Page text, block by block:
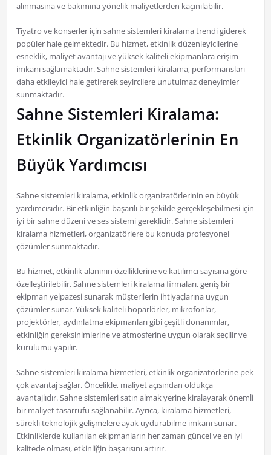
alınmasına ve bakımına yönelik maliyetlerden kaçınılabilir.
Tiyatro ve konserler için sahne sistemleri kiralama trendi giderek
popüler hale gelmektedir. Bu hizmet, etkinlik düzenleyicilerine
esneklik, maliyet avantajı ve yüksek kaliteli ekipmanlara erişim
imkanı sağlamaktadır. Sahne sistemleri kiralama, performansları
daha etkileyici hale getirerek seyircilere unutulmaz deneyimler
sunmaktadır.
Sahne Sistemleri Kiralama:
Etkinlik Organizatörlerinin En
Büyük Yardımcısı
Sahne sistemleri kiralama, etkinlik organizatörlerinin en büyük
yardımcısıdır. Bir etkinliğin başarılı bir şekilde gerçekleşebilmesi için
iyi bir sahne düzeni ve ses sistemi gereklidir. Sahne sistemleri
kiralama hizmetleri, organizatörlere bu konuda profesyonel
çözümler sunmaktadır.
Bu hizmet, etkinlik alanının özelliklerine ve katılımcı sayısına göre
özelleştirilebilir. Sahne sistemleri kiralama firmaları, geniş bir
ekipman yelpazesi sunarak müşterilerin ihtiyaçlarına uygun
çözümler sunar. Yüksek kaliteli hoparlörler, mikrofonlar,
projektörler, aydınlatma ekipmanları gibi çeşitli donanımlar,
etkinliğin gereksinimlerine ve atmosferine uygun olarak seçilir ve
kurulumu yapılır.
Sahne sistemleri kiralama hizmetleri, etkinlik organizatörlerine pek
çok avantaj sağlar. Öncelikle, maliyet açısından oldukça
avantajlıdır. Sahne sistemleri satın almak yerine kiralayarak önemli
bir maliyet tasarrufu sağlanabilir. Ayrıca, kiralama hizmetleri,
sürekli teknolojik gelişmelere ayak uydurabilme imkanı sunar.
Etkinliklerde kullanılan ekipmanların her zaman güncel ve en iyi
kalitede olması, etkinliğin başarısını artırır.